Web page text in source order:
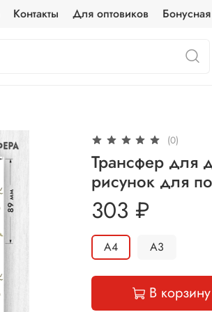
Контакты Для оптовиков
(0)
Трансфер для
рисунок для
303 ₽
А4 А3
В корзину